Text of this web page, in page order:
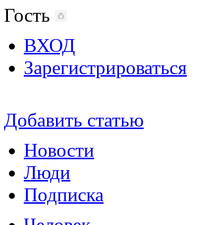
Гость
ВХОД
Зарегистрироваться
Добавить статью
Новости
Люди
Подписка